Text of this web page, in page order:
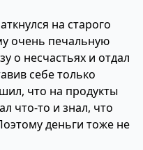
на старого
очень печальную
о несчастьях и отдал
себе только
что на продукты
что-то и знал, что
деньги тоже не